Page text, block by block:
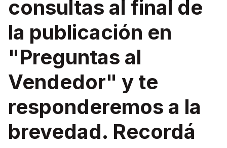
consultas al final de
la publicación en
"Preguntas al
Vendedor" y te
responderemos a la
brevedad. Recordá